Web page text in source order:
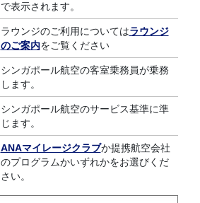
で表示されます。
ラウンジのご利用についてはラウンジ
のご案内をご覧ください
シンガポール航空の客室乗務員が乗務
します。
シンガポール航空のサービス基準に準
じます。
ANAマイレージクラブか提携航空会社
のプログラムかいずれかをお選びくだ
さい。